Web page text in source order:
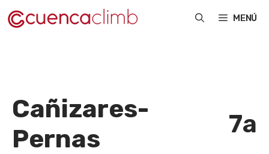
Saltar
al
MENÚ
Cañizares-
Pernas
7a